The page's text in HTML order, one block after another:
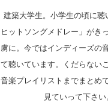
建築大学生。小学生の頃に
ヒットソングメドレー」がき
虜に。今ではインディーズの
て聴いています。くだらない
音楽プレイリストまでまとめ
見ていって下さい